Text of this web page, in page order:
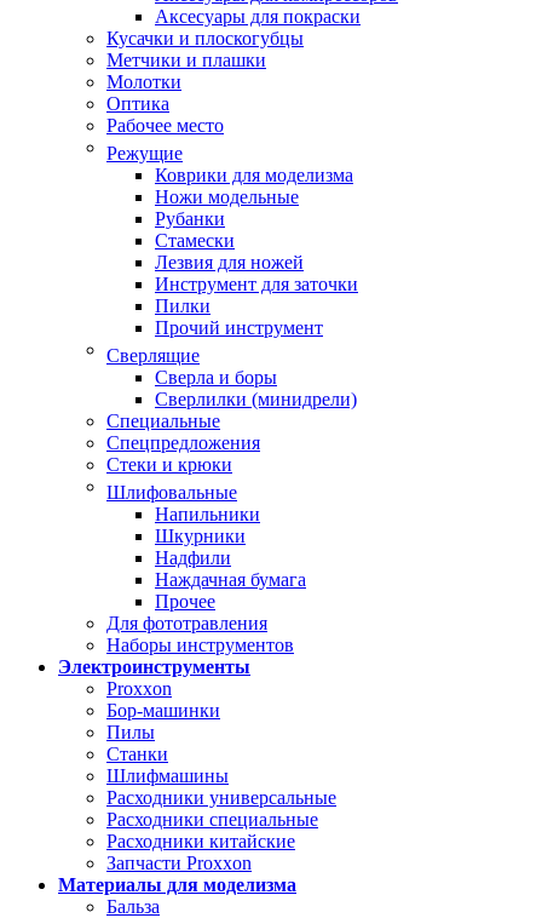
Аксесуары для покраски
Кусачки и плоскогубцы
Метчики и плашки
Молотки
Оптика
Рабочее место
Режущие
Коврики для моделизма
Ножи модельные
Рубанки
Стамески
Лезвия для ножей
Инструмент для заточки
Пилки
Прочий инструмент
Сверлящие
Сверла и боры
Сверлилки (минидрели)
Специальные
Спецпредложения
Стеки и крюки
Шлифовальные
Напильники
Шкурники
Надфили
Наждачная бумага
Прочее
Для фототравления
Наборы инструментов
Электроинструменты
Proxxon
Бор-машинки
Пилы
Станки
Шлифмашины
Расходники универсальные
Расходники специальные
Расходники китайские
Запчасти Proxxon
Материалы для моделизма
Бальза